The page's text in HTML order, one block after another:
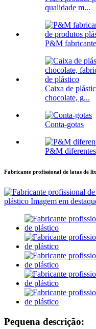
qualidade m...
P&M
Caixa de
chocolate, g...
Conta-gotas
P&M
Fabricante profissional de latas de
Pequena descrição: